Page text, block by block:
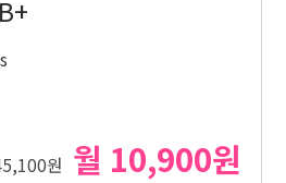
원 월 10,900원